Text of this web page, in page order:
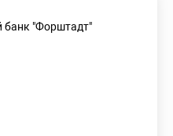
банк "Форштадт"